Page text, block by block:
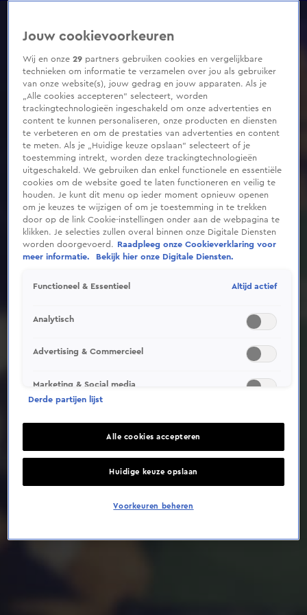
seconds
Deze video is niet beschikbaar op je huidige locatie
Jouw cookievoorkeuren
Wij en onze29 partners gebruiken cookies en vergelijkbare
technieken om informatie te verzamelen over jou als gebruiker
van onze website(s), jouw gedrag en jouw apparaten. Als je
„Alle cookies accepteren” selecteert, worden
trackingtechnologieën ingeschakeld om onze advertenties en
content te kunnen personaliseren, onze producten en diensten
te verbeteren en om de prestaties van advertenties en content
te meten. Als je „Huidige keuze opslaan” selecteert of je
toestemming intrekt, worden deze trackingtechnologieën
uitgeschakeld. We gebruiken dan enkel functionele en essentiële
cookies om de website goed te laten functioneren en veilig te
houden. Je kunt dit menu op ieder moment opnieuw openen
om je keuzes te wijzigen of om je toestemming in te trekken
door op de link Cookie-instellingen onder aan de webpagina te
klikken. Je selecties zullen overal binnen onze Digitale Diensten
worden doorgevoerd.
Raadpleeg onze Cookieverklaring voor
meer informatie.
Bekijk hier onze Digitale Diensten.
Functioneel & Essentieel Altijd actief
Analytisch
Advertising & Commercieel
Marketing & Social media
Derde partijen lijst
Alle cookies accepteren
Huidige keuze opslaan
Voorkeuren beheren